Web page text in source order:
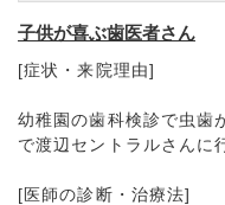
子供が喜ぶ歯医者さん
[症状・来院理由]
幼稚園の歯科検診で虫歯
で渡辺セントラルさんに
[医師の診断・治療法]